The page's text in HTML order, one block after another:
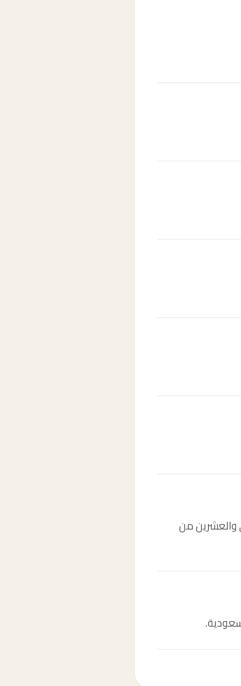
به في الثاني والعشرين من